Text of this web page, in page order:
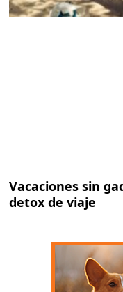
Vacaciones sin
detox de viaje